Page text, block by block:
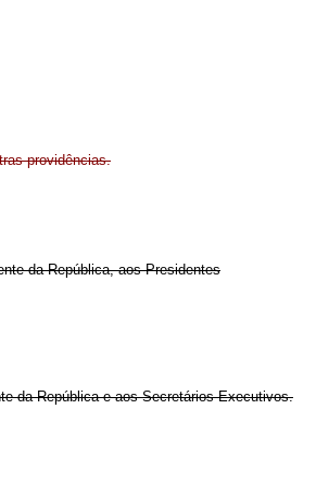
providências.
da República, aos Presidentes
da República e aos Secretários-Executivos.